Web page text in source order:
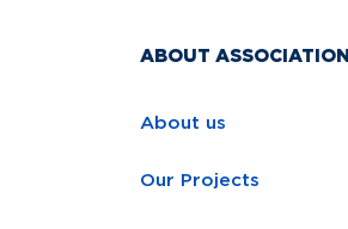
ABOUT ASSOCIATION
About us
Our Projects